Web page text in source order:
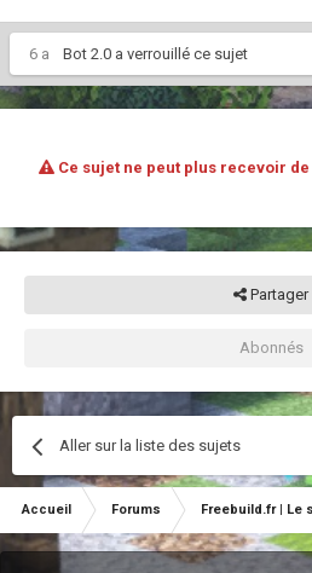
6 a Bot 2.0 a verrouillé ce sujet
Ce sujet ne peut plus recevoir
Partager
Abonnés
Aller sur la liste des sujets
Accueil Forums Freebuild.fr | Le